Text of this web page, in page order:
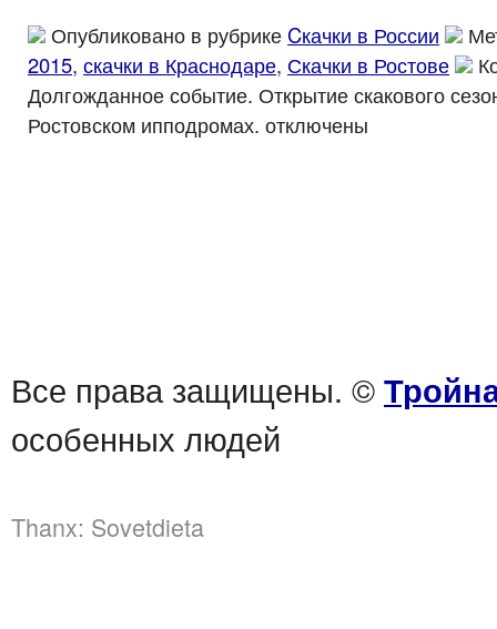
Опубликовано в рубрике Cкачки в России
2015, скачки в Краснодаре, Скачки в Ростове
Долгожданное событие. Открытие скакового
Ростовском ипподромах. отключены
Все права защищены. ©
особенных людей
Thanx: Sovetdieta